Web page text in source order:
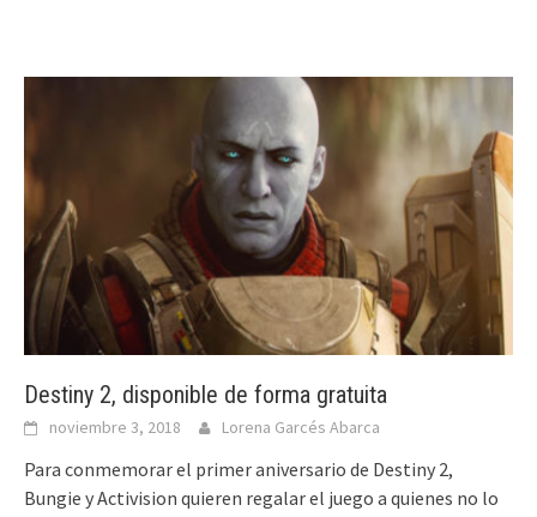
Destiny 2, disponible de forma gratuita
noviembre 3, 2018 Lorena Garcés Abarca
Para conmemorar el primer aniversario de Destiny 2,
Bungie y Activision quieren regalar el juego a quienes no lo